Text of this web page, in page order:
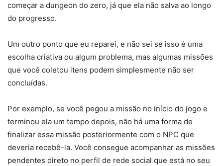
começar a dungeon do zero, já que ela não salva ao longo
do progresso.
Um outro ponto que eu reparei, e não sei se isso é uma
escolha criativa ou algum problema, mas algumas missões
que você coletou itens podem simplesmente não ser
concluídas.
Por exemplo, se você pegou a missão no início do jogo e
terminou ela um tempo depois, não há uma forma de
finalizar essa missão posteriormente com o NPC que
deveria recebê-la. Você consegue acompanhar as missões
pendentes direto no perfil de rede social que está no seu